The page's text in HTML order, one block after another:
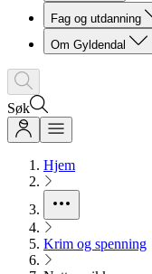
Fag og utdanning
Om Gyldendal
Søk
Hjem
Krim og spenning